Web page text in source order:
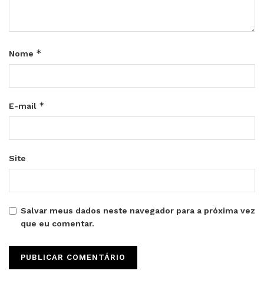
Nome *
E-mail *
Site
Salvar meus dados neste navegador para a próxima vez
que eu comentar.